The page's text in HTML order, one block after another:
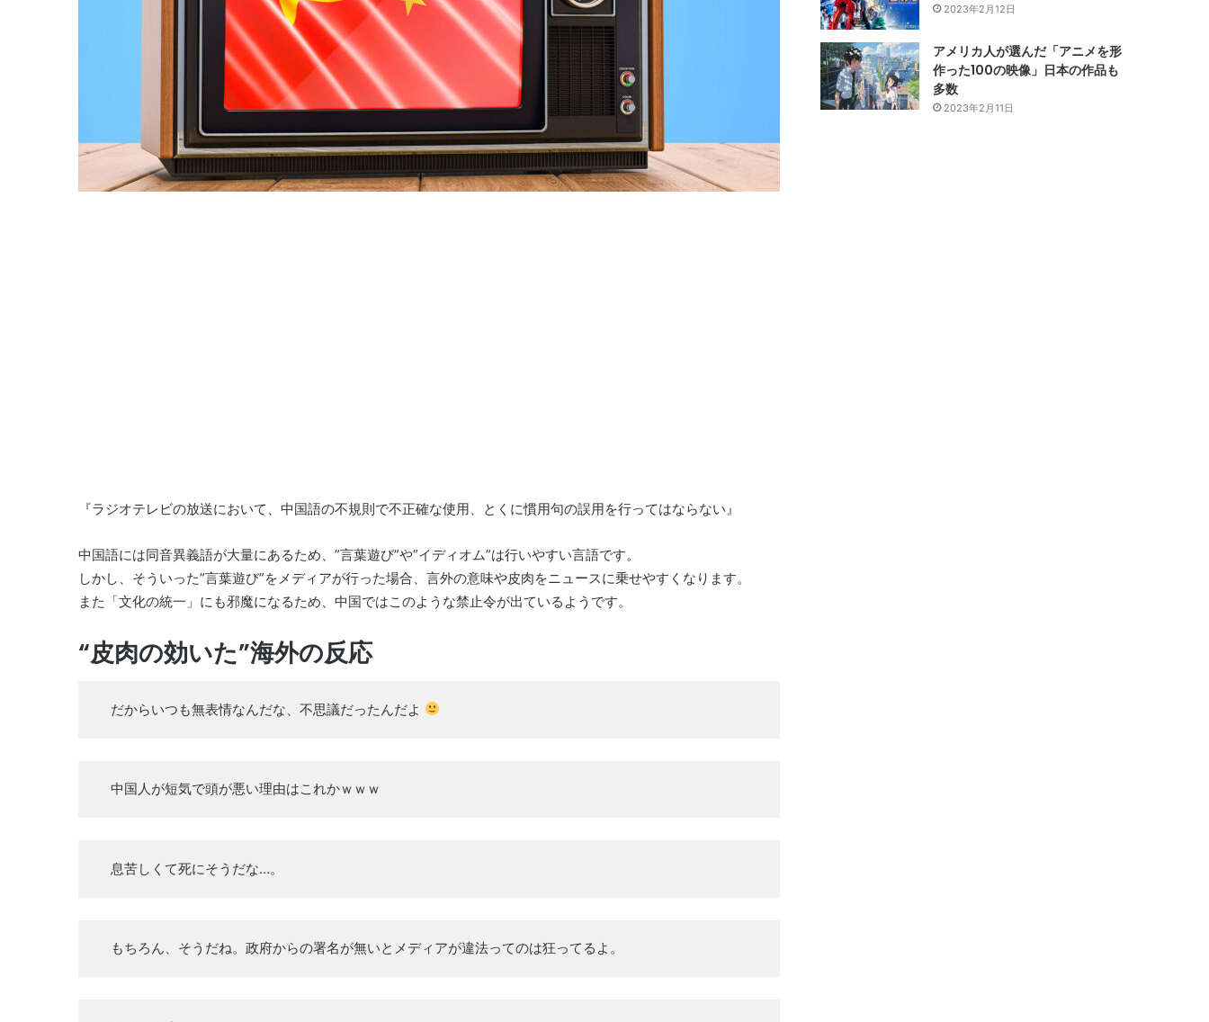
『ラジオテレビの放送において、中国語の不規則で不正確な使用、とくに慣用句の誤用を行ってはならない』
中国語には同音異義語が大量にあるため、”言葉遊び”や”イディオム”は行いやすい言語です。
しかし、そういった”言葉遊び”をメディアが行った場合、言外の意味や皮肉をニュースに乗せやすくなります。
また「文化の統一」にも邪魔になるため、中国ではこのような禁止令が出ているようです。
“皮肉の効いた”海外の反応
だからいつも無表情なんだな、不思議だったんだよ
中国人が短気で頭が悪い理由はこれかｗｗｗ
息苦しくて死にそうだな…。
もちろん、そうだね。政府からの署名が無いとメディアが違法ってのは狂ってるよ。
2023年2月12日
アメリカ人が選んだ「アニメを形
作った100の映像」日本の作品も
多数
2023年2月11日